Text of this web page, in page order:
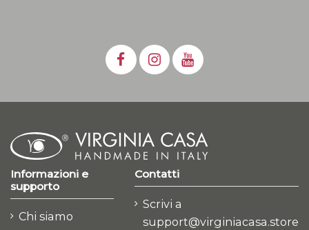
Informazioni e
supporto
Chi siamo
Contatti
Scrivi a
support@virginiacasa.store